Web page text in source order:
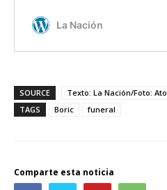
SOURCE
Texto: La Nación/Foto:
TAGS
Boric funeral
Comparte esta noticia